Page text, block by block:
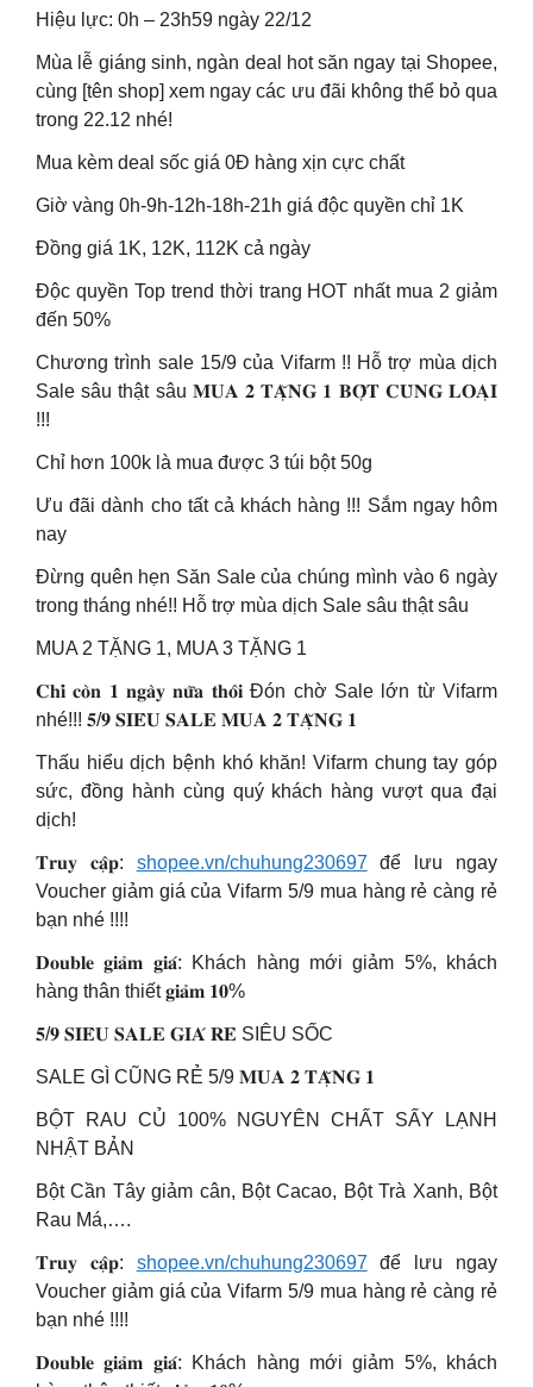
Hiệu lực: 0h – 23h59 ngày 22/12
Mùa lễ giáng sinh, ngàn deal hot săn ngay tại Shopee,
cùng [tên shop] xem ngay các ưu đãi không thể bỏ qua
trong 22.12 nhé!
Mua kèm deal sốc giá 0Đ hàng xịn cực chất
Giờ vàng 0h-9h-12h-18h-21h giá độc quyền chỉ 1K
Đồng giá 1K, 12K, 112K cả ngày
Độc quyền Top trend thời trang HOT nhất mua 2 giảm
đến 50%
Chương trình sale 15/9 của Vifarm !! Hỗ trợ mùa dịch
Sale sâu thật sâu 𝐌𝐔𝐀 𝟐 𝐓𝐀̣̆𝐍𝐆 𝟏 𝐁𝐎̣̂𝐓 𝐂𝐔̀𝐍𝐆 𝐋𝐎𝐀̣𝐈
!!!
Chỉ hơn 100k là mua được 3 túi bột 50g
Ưu đãi dành cho tất cả khách hàng !!! Sắm ngay hôm
nay
Đừng quên hẹn Săn Sale của chúng mình vào 6 ngày
trong tháng nhé!! Hỗ trợ mùa dịch Sale sâu thật sâu
MUA 2 TẶNG 1, MUA 3 TẶNG 1
𝐂𝐡𝐢̉ 𝐜𝐨̀𝐧 𝟏 𝐧𝐠𝐚̀𝐲 𝐧𝐮̛̃𝐚 𝐭𝐡𝐨̂𝐢 Đón chờ Sale lớn từ Vifarm
nhé!!! 𝟓/𝟗 𝐒𝐈𝐄̂𝐔 𝐒𝐀𝐋𝐄 𝐌𝐔𝐀 𝟐 𝐓𝐀̣̆𝐍𝐆 𝟏
Thấu hiểu dịch bệnh khó khăn! Vifarm chung tay góp
sức, đồng hành cùng quý khách hàng vượt qua đại
dịch!
𝐓𝐫𝐮𝐲 𝐜𝐚̣̂𝐩: shopee.vn/chuhung230697 để lưu ngay
Voucher giảm giá của Vifarm 5/9 mua hàng rẻ càng rẻ
bạn nhé !!!!
𝐃𝐨𝐮𝐛𝐥𝐞 𝐠𝐢𝐚̉𝐦 𝐠𝐢𝐚́: Khách hàng mới giảm 5%, khách
hàng thân thiết 𝐠𝐢𝐚̉𝐦 𝟏𝟎%
𝟓/𝟗 𝐒𝐈𝐄̂𝐔 𝐒𝐀𝐋𝐄 𝐆𝐈𝐀́ 𝐑𝐄̉ SIÊU SỐC
SALE GÌ CŨNG RẺ 5/9 𝐌𝐔𝐀 𝟐 𝐓𝐀̣̆𝐍𝐆 𝟏
BỘT RAU CỦ 100% NGUYÊN CHẤT SẤY LẠNH
NHẬT BẢN
Bột Cần Tây giảm cân, Bột Cacao, Bột Trà Xanh, Bột
Rau Má,….
𝐓𝐫𝐮𝐲 𝐜𝐚̣̂𝐩: shopee.vn/chuhung230697 để lưu ngay
Voucher giảm giá của Vifarm 5/9 mua hàng rẻ càng rẻ
bạn nhé !!!!
𝐃𝐨𝐮𝐛𝐥𝐞 𝐠𝐢𝐚̉𝐦 𝐠𝐢𝐚́: Khách hàng mới giảm 5%, khách